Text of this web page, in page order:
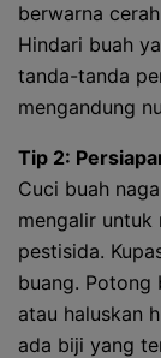
berwarna
Hindari buah
tanda-tanda
mengandung
Tip 2:
Cuci buah
mengalir untuk
pestisida.
buang. Potong
atau haluskan
ada biji yang